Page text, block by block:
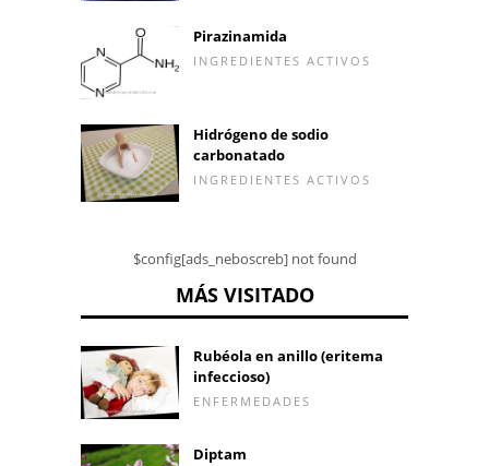
Pirazinamida
INGREDIENTES ACTIVOS
Hidrógeno de sodio
carbonatado
INGREDIENTES ACTIVOS
$config[ads_neboscreb] not found
MÁS VISITADO
Rubéola en anillo (eritema
infeccioso)
ENFERMEDADES
Diptam